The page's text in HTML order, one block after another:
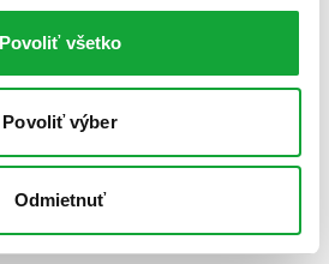
Povoliť všetko
Povoliť výber
Odmietnuť